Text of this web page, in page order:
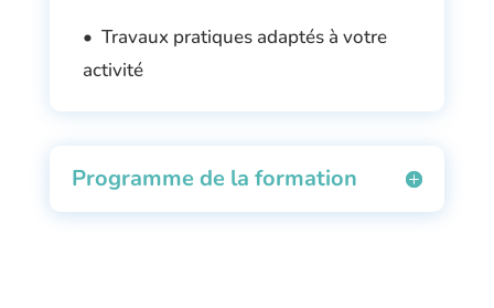
• Travaux pratiques adaptés à votre
activité
Programme de la formation